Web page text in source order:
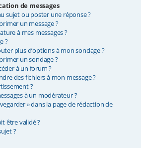
de messages
sujet ou poster une réponse ?
un message ?
à mes messages ?
?
plus d’options à mon sondage ?
un sondage ?
à un forum ?
des fichiers à mon message ?
?
à un modérateur ?
» dans la page de rédaction de
être validé ?
?